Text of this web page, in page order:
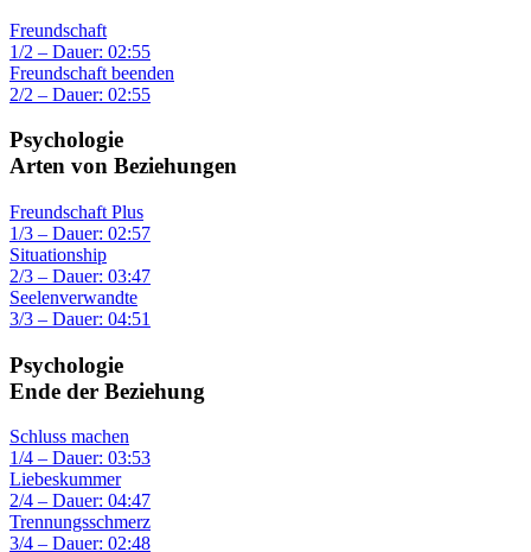
Freundschaft
1/2 – Dauer: 02:55
Freundschaft beenden
2/2 – Dauer: 02:55
Psychologie
Arten von Beziehungen
Freundschaft Plus
1/3 – Dauer: 02:57
Situationship
2/3 – Dauer: 03:47
Seelenverwandte
3/3 – Dauer: 04:51
Psychologie
Ende der Beziehung
Schluss machen
1/4 – Dauer: 03:53
Liebeskummer
2/4 – Dauer: 04:47
Trennungsschmerz
3/4 – Dauer: 02:48